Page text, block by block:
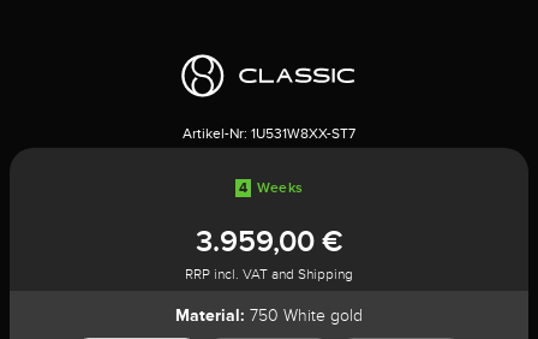
Artikel-Nr: 1U531W8XX-ST7
4 Weeks
3.959,00 €
RRP incl. VAT and Shipping
Material: 750 White gold